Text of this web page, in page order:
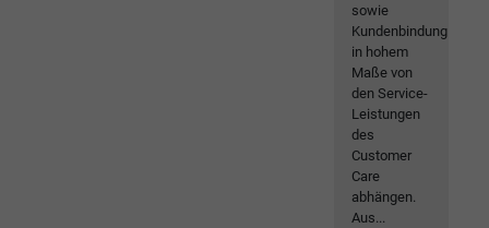
sowie
Kundenbindung
in hohem
Maße von
den Service-
Leistungen
des
Customer
Care
abhängen.
Aus...